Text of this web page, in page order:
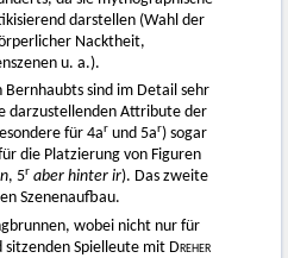
darstellen (Wahl der
Nacktheit,
u. a.).
Bernhaubts sind im Detail sehr
darzustellenden Attribute der
für 4ar und 5ar) sogar
die Platzierung von Figuren
, 5r aber hinter ir). Das zweite
Szenenaufbau.
wobei nicht nur für
Spielleute mit Dreher